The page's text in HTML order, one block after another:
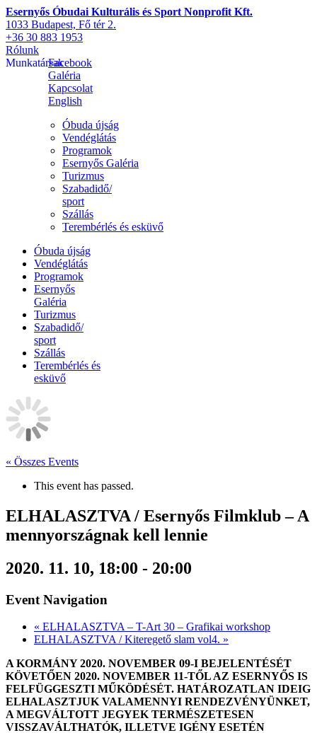
Esernyős Óbudai Kulturális és Sport Nonprofit Kft.
1033 Budapest, Fő tér 2.
+36 30 883 1953
Rólunk
MunkatársakFacebook
Galéria
Kapcsolat
English
Óbuda újság
Vendéglátás
Programok
Esernyős Galéria
Turizmus
Szabadidő/
sport
Szállás
Terembérlés és esküvő
Óbuda újság
Vendéglátás
Programok
Esernyős
Galéria
Turizmus
Szabadidő/
sport
Szállás
Terembérlés és
esküvő
« Összes Events
This event has passed.
ELHALASZTVA / Esernyős Filmklub – A
mennyországnak kell lennie
2020. 11. 10, 18:00 - 20:00
Event Navigation
« ELHALASZTVA – T-Art 30 – Grafikai workshop
ELHALASZTVA / Kiteregető slam vol4. »
A KORMÁNY 2020. NOVEMBER 09-I BEJELENTÉSÉT
KÖVETŐEN 2020. NOVEMBER 11-TŐL AZ ESERNYŐS IS
FELFÜGGESZTI MŰKÖDÉSÉT. HATÁROZATLAN IDEIG
ELHALASZTJUK VALAMENNYI RENDEZVÉNYÜNKET,
A MEGVÁLTOTT JEGYEK TERMÉSZETESEN
VISSZAVÁLTHATÓK, ILLETVE IGÉNY ESETÉN